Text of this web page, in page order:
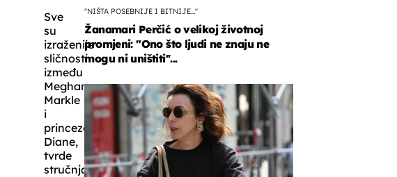
Sve
su
izraženije
sličnosti
između
Meghan
Markle
i
princeze
Diane,
tvrde
stručnjaci.
''NIŠTA POSEBNIJE I BITNIJE...''
Žanamari Perčić o velikoj životnoj
promjeni: "Ono što ljudi ne znaju ne
mogu ni uništiti''...